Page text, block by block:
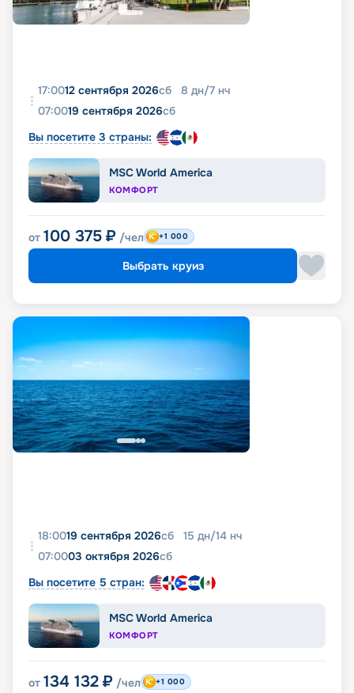
17:0012 сентября 2026сб 8 дн/7 нч
07:0019 сентября 2026сб
Вы посетите 3 страны:
MSC World America
КОМФОРТ
от 100 375 ₽ /чел +1 000
Выбрать круиз
18:0019 сентября 2026сб 15 дн/14 нч
07:0003 октября 2026сб
Вы посетите 5 стран:
MSC World America
КОМФОРТ
от 134 132 ₽ /чел +1 000